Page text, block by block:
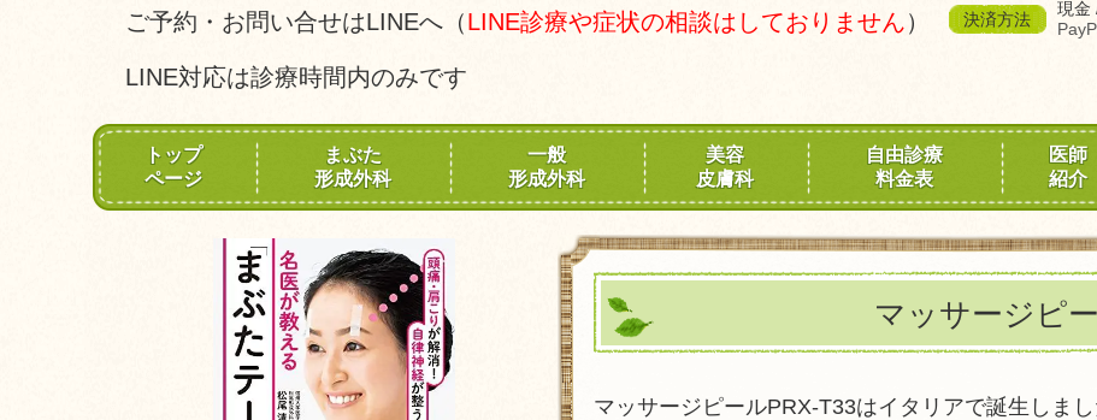
ご予約・お問い合せはLINEへ（LINE診療や症状の相談はしておりません）
LINE対応は診療時間内のみです
決済方法
現金
トップ
ページ
まぶた
形成外科
一般
形成外科
美容
皮膚科
自由診療
料金表
医師
紹介
マッサージピ
マッサージピールPRX-T33はイタリアで誕生しまし